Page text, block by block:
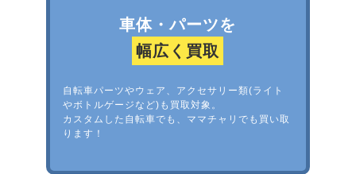
車体・パーツを
幅広く買取
自転車パーツやウェア、アクセサリー類(ライト
やボトルゲージなど)も買取対象。
カスタムした自転車でも、ママチャリでも買い取
ります！